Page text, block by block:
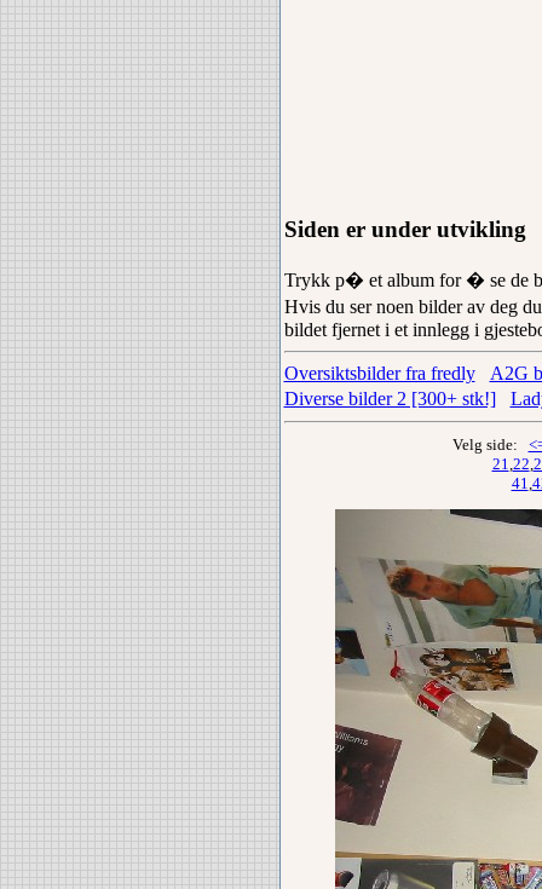
Siden er under utvikling
Trykk p� et album for � se de
Hvis du ser noen bilder av deg
bildet fjernet i et innlegg i
Oversiktsbilder fra fredly
A2G
Diverse bilder 2 [300+ stk!]
Velg side:
21 22
41